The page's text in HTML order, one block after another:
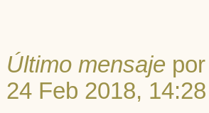
Último mensaje
24 Feb 2018, 14:28